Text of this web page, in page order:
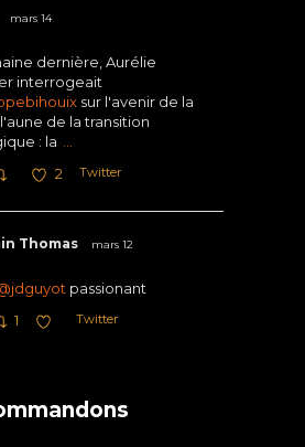
mars 14
dernière, Aurélie
interrogeait
sur l'avenir de la
de la transition
: la
2 Twitter
Thomas mars 12
passionant
1 Twitter